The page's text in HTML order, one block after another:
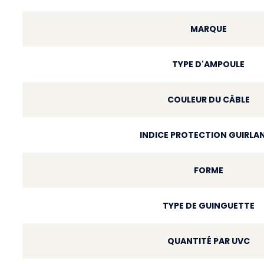
MARQUE
TYPE D'AMPOULE
COULEUR DU CÂBLE
INDICE PROTECTION
FORME
TYPE DE GUINGUETTE
QUANTITÉ PAR UVC